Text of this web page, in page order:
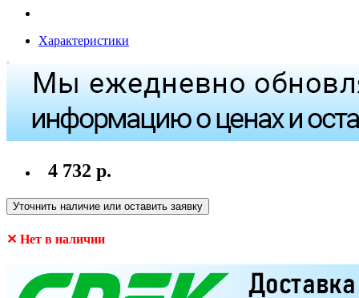
Характеристики
4 732 р.
Уточнить наличие или оставить заявку
✕ Нет в наличии